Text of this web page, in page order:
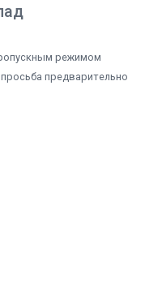
режимом
предварительно